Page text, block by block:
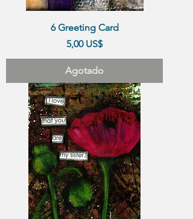
6 Greeting Card
Precio
5,00 US$
Agotado